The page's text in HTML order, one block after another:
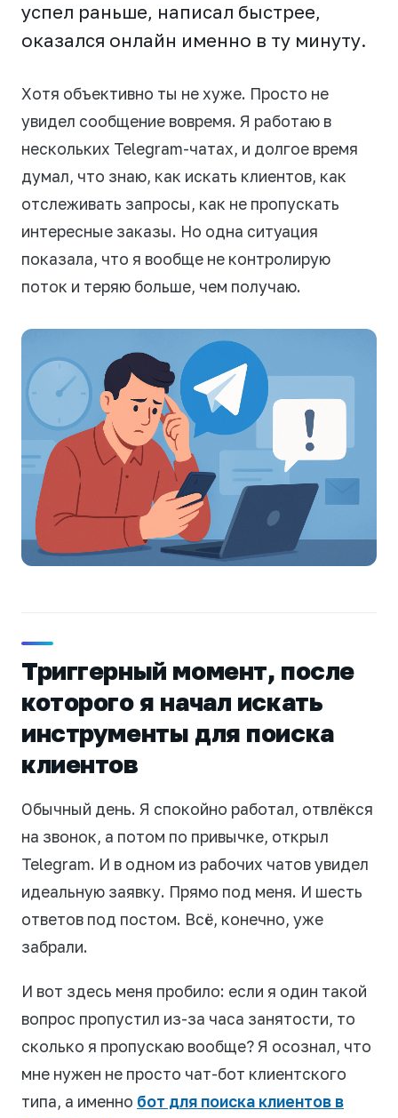
успел раньше, написал быстрее,
оказался онлайн именно в ту минуту.
Хотя объективно ты не хуже. Просто не
увидел сообщение вовремя. Я работаю в
нескольких Telegram-чатах, и долгое время
думал, что знаю, как искать клиентов, как
отслеживать запросы, как не пропускать
интересные заказы. Но одна ситуация
показала, что я вообще не контролирую
поток и теряю больше, чем получаю.
Триггерный момент, после
которого я начал искать
инструменты для поиска
клиентов
Обычный день. Я спокойно работал, отвлёкся
на звонок, а потом по привычке, открыл
Telegram. И в одном из рабочих чатов увидел
идеальную заявку. Прямо под меня. И шесть
ответов под постом. Всё, конечно, уже
забрали.
И вот здесь меня пробило: если я один такой
вопрос пропустил из-за часа занятости, то
сколько я пропускаю вообще? Я осознал, что
мне нужен не просто чат-бот клиентского
типа, а именно бот для поиска клиентов в